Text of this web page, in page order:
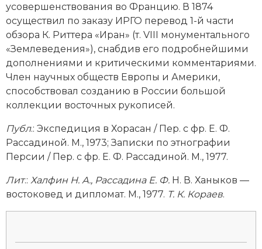
Политическая история
Революции и народные движения
Религия и церковь
Россия
Социально-экономическая история
СССР
усовершенствования во Францию. В 1874
осуществил по заказу ИРГО перевод 1-й части
обзора К. Риттера «Иран» (т. VIII монументального
«Землеведения»), снабдив его подробнейшими
дополнениями и критическими комментариями.
Член научных обществ Европы и Америки,
способствовал созданию в России большой
коллекции восточных рукописей.
Публ.: Экспедиция в Хорасан / Пер. с фр. Е. Ф.
Рассадиной. М., 1973; Записки по этнографии
Персии / Пер. с фр. Е. Ф. Рассадиной. М., 1977.
Лит.: Халфин Н. А., Рассадина Е. Ф. Н. В. Ханыков —
востоковед и дипломат. М., 1977. Т. К. Кораев.